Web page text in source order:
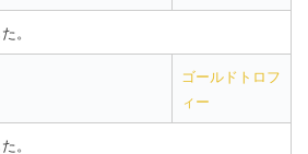
。
ゴールドトロフ
ィー
。